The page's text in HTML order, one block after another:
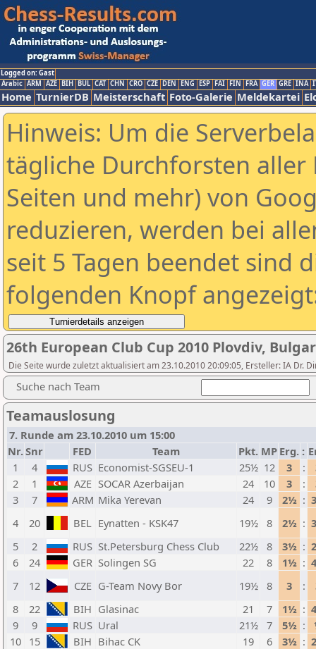
Logged on: Gast
Arabic ARM AZE BIH BUL CAT CHN CRO CZE DEN ENG ESP FAI FIN FRA GER GRE INA
Home TurnierDB Meisterschaft Foto-Galerie Meldekartei
Hinweis: Um die
tägliche Durchforsten aller
Seiten und mehr) von
reduzieren, werden bei
seit 5 Tagen beendet sind
folgenden Knopf
26th European Club Cup 2010 Plovdiv,
Die Seite wurde zuletzt aktualisiert am 23.10.2010 20:09:05, Ersteller: IA Dr.
Suche nach Team
Teamauslosung
7. Runde am 23.10.2010 um 15:00
Nr.Snr FED Team Pkt. MP Erg. :
1
4 RUS Economist-SGSEU-1 25½ 12 3 :
2
1 AZE SOCAR Azerbaijan 24 10 3 :
3
7 ARM Mika Yerevan 24 9 2½ :
4
20 BEL Eynatten - KSK47 19½ 8 2½ :
5
2 RUS St.Petersburg Chess Club 22½ 8 3½ :
6
24 GER Solingen SG 22 8 1½ :
7
12 CZE G-Team Novy Bor 19½ 8 3 :
8
22 BIH Glasinac 21 7 1½ :
9
9 RUS Ural 21½ 7 5½ :
10 15 BIH Bihac CK 19 6 3½ :